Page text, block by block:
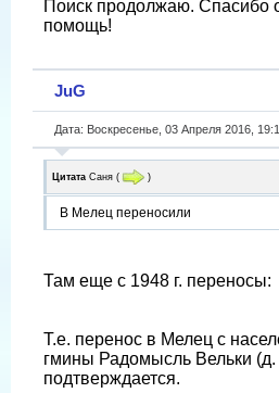
Поиск продолжаю. Спасибо
помощь!
JuG
Дата: Воскресенье, 03 Апреля 2016,
Цитата Саня ( )
В Мелец переносили
Там еще с 1948 г. переносы:
Т.е. перенос в Мелец с
гмины Радомысль Вельки
подтверждается.